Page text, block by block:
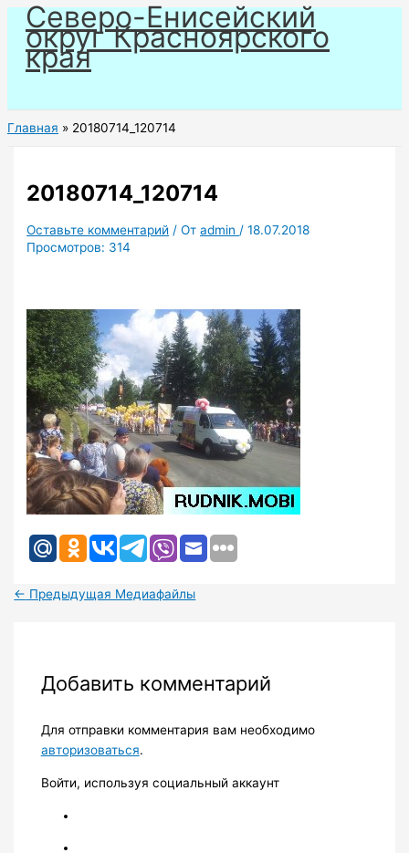
Перейти
содержимому
Северо-Енисейский
округ Красноярского
края
Главная 20180714_120714
20180714_120714
Оставьте комментарий / Отadmin /18.07.2018
Просмотров: 314
← Предыдущая Медиафайлы
Добавить комментарий
Для отправки комментария вам необходимо
авторизоваться.
Войти, используя социальный аккаунт